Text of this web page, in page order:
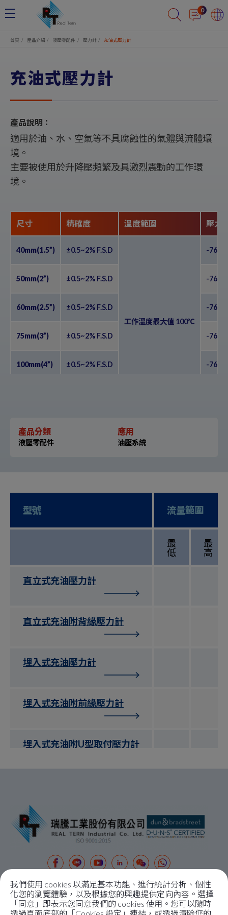
0
首頁 產品介紹 液壓零配件 壓力計 充油式壓力計
充油式壓力計
產品說明：
適用於油、水、空氣等不具腐蝕性的氣體與流體環
境。
主要被使用於升降壓頻繁及具激烈震動的工作環
境。
尺寸 精確度 溫度範圍 壓力
40mm(1.5”) ±0.5~2% F.S.D
工作溫度最大值 100℃
-76-
50mm(2”) ±0.5~2% F.S.D -76-
60mm(2.5”) ±0.5~2% F.S.D -76-
75mm(3”) ±0.5~2% F.S.D -76-
100mm(4”) ±0.5~2% F.S.D -76-
產品分類
液壓零配件
應用
油壓系統
型號 流量範圍
最
低
最
高
直立式充油壓力計
直立式充油附背緣壓力計
埋入式充油壓力計
埋入式充油附前緣壓力計
埋入式充油附U型取付壓力計
關於瑞騰
關於我們
Cookie管理面板
我們使用 cookies 以滿足基本功能、進行統計分析、個性
化您的瀏覽體驗，以及根據您的興趣提供定向內容。選擇
「同意」即表示您同意我們的 cookies 使用。您可以隨時